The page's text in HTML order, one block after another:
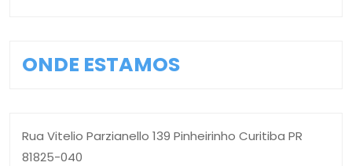
ONDE ESTAMOS
Rua Vitelio Parzianello 139 Pinheirinho Curitiba PR
81825-040